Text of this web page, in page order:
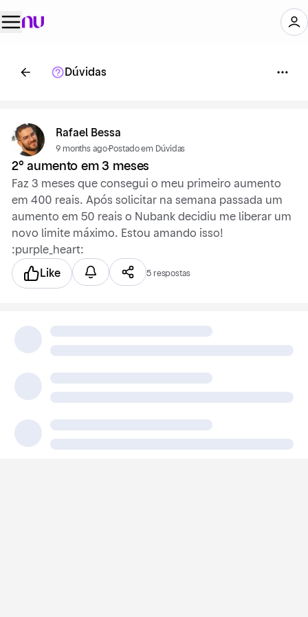
Dúvidas
Rafael Bessa
9 months ago·Postado em Dúvidas
2° aumento em 3 meses
Faz 3 meses que consegui o meu primeiro aumento
em 400 reais. Após solicitar na semana passada um
aumento em 50 reais o Nubank decidiu me liberar um
novo limite máximo. Estou amando isso!
:purple_heart:
Like 5 respostas